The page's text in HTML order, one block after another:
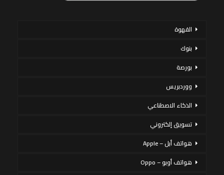
القهوة
بنوك
بورصة
ووردبريس
الذكاء الاصطناعي
تسويق إلكتروني
هواتف أبل – Apple
هواتف أوبو – Oppo